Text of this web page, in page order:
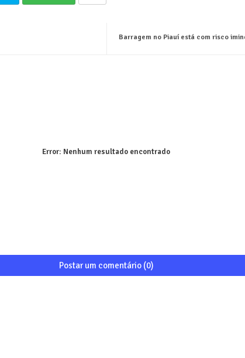
Barragem no Piauí está com risco
Error: Nenhum resultado encontrado
Postar um comentário (0)